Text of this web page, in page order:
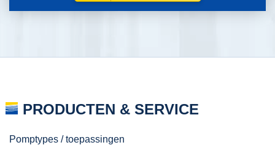
PRODUCTEN & SERVICE
Pomptypes / toepassingen